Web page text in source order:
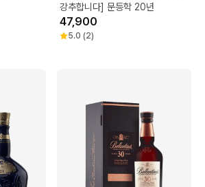
강추합니다] 문등학 20년
47,900
5.0 (2)